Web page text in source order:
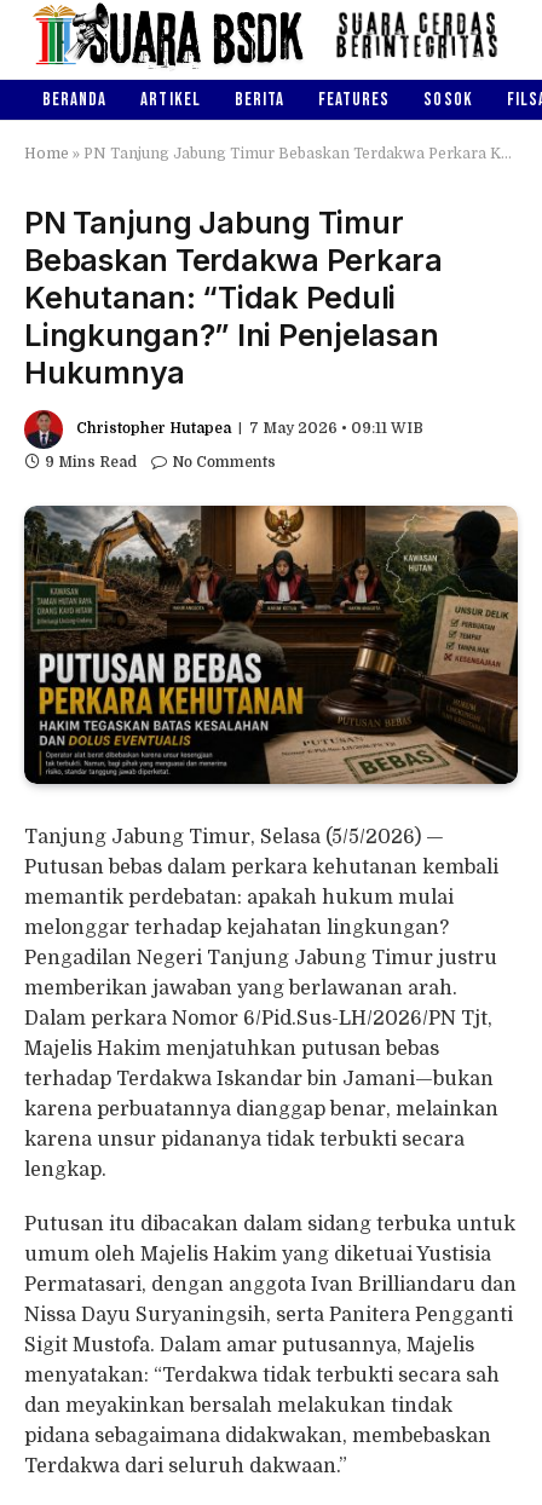
BERANDA ARTIKEL BERITA FEATURES SOSOK
Home » PN Tanjung Jabung Timur Bebaskan Terdakwa Perkara Kehutanan: “Tidak Peduli Lingkungan?” Ini Penjelasan Hukumnya
PN Tanjung Jabung Timur
Bebaskan Terdakwa Perkara
Kehutanan: “Tidak Peduli
Lingkungan?” Ini Penjelasan
Hukumnya
Christopher Hutapea
7 May 2026 • 09:11 WIB
9 Mins Read
No Comments
Tanjung Jabung Timur, Selasa (5/5/2026) —
Putusan bebas dalam perkara kehutanan kembali
memantik perdebatan: apakah hukum mulai
melonggar terhadap kejahatan lingkungan?
Pengadilan Negeri Tanjung Jabung Timur justru
memberikan jawaban yang berlawanan arah.
Dalam perkara Nomor 6/Pid.Sus-LH/2026/PN Tjt,
Majelis Hakim menjatuhkan putusan bebas
terhadap Terdakwa Iskandar bin Jamani—bukan
karena perbuatannya dianggap benar, melainkan
karena unsur pidananya tidak terbukti secara
lengkap.
Putusan itu dibacakan dalam sidang terbuka untuk
umum oleh Majelis Hakim yang diketuai Yustisia
Permatasari, dengan anggota Ivan Brilliandaru dan
Nissa Dayu Suryaningsih, serta Panitera Pengganti
Sigit Mustofa. Dalam amar putusannya, Majelis
menyatakan: “Terdakwa tidak terbukti secara sah
dan meyakinkan bersalah melakukan tindak
pidana sebagaimana didakwakan, membebaskan
Terdakwa dari seluruh dakwaan.”